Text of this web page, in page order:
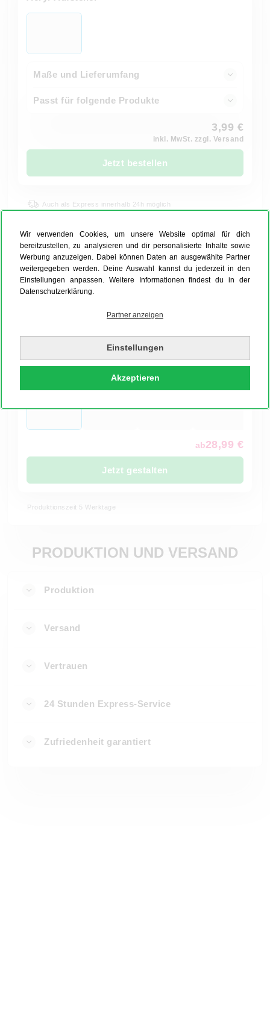
Wir verwenden Cookies, um unsere Website optimal für dich
bereitzustellen, zu analysieren und dir personalisierte Inhalte sowie
Werbung anzuzeigen. Dabei können Daten an ausgewählte Partner
weitergegeben werden. Deine Auswahl kannst du jederzeit in den
Einstellungen anpassen. Weitere Informationen findest du in der
Datenschutzerklärung.
Partner anzeigen
Einstellungen
Akzeptieren
Maße und Lieferumfang
Passt für folgende Produkte
3,99 €
inkl. MwSt. zzgl. Versand
Jetzt bestellen
Auch als Express innerhalb 24h möglich
Schattenfuge Schwarz
Mehr Produktinfos
Schwarz
ab28,99 €
Jetzt gestalten
Produktionszeit 5 Werktage
PRODUKTION UND VERSAND
Produktion
Versand
Vertrauen
24 Stunden Express-Service
Zufriedenheit garantiert